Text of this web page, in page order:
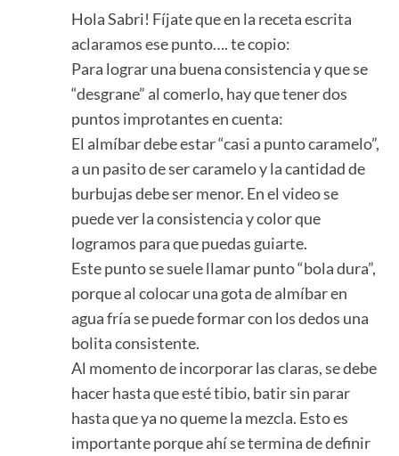
Hola Sabri! Fíjate que en la receta escrita
aclaramos ese punto…. te copio:
Para lograr una buena consistencia y que se
“desgrane” al comerlo, hay que tener dos
puntos improtantes en cuenta:
El almíbar debe estar “casi a punto caramelo”,
a un pasito de ser caramelo y la cantidad de
burbujas debe ser menor. En el video se
puede ver la consistencia y color que
logramos para que puedas guiarte.
Este punto se suele llamar punto “bola dura”,
porque al colocar una gota de almíbar en
agua fría se puede formar con los dedos una
bolita consistente.
Al momento de incorporar las claras, se debe
hacer hasta que esté tibio, batir sin parar
hasta que ya no queme la mezcla. Esto es
importante porque ahí se termina de definir